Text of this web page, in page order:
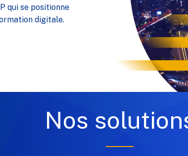
qui se positionne
digitale.
Nos